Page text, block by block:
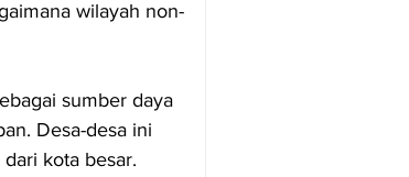
wilayah non-
sumber daya
Desa-desa ini
kota besar.